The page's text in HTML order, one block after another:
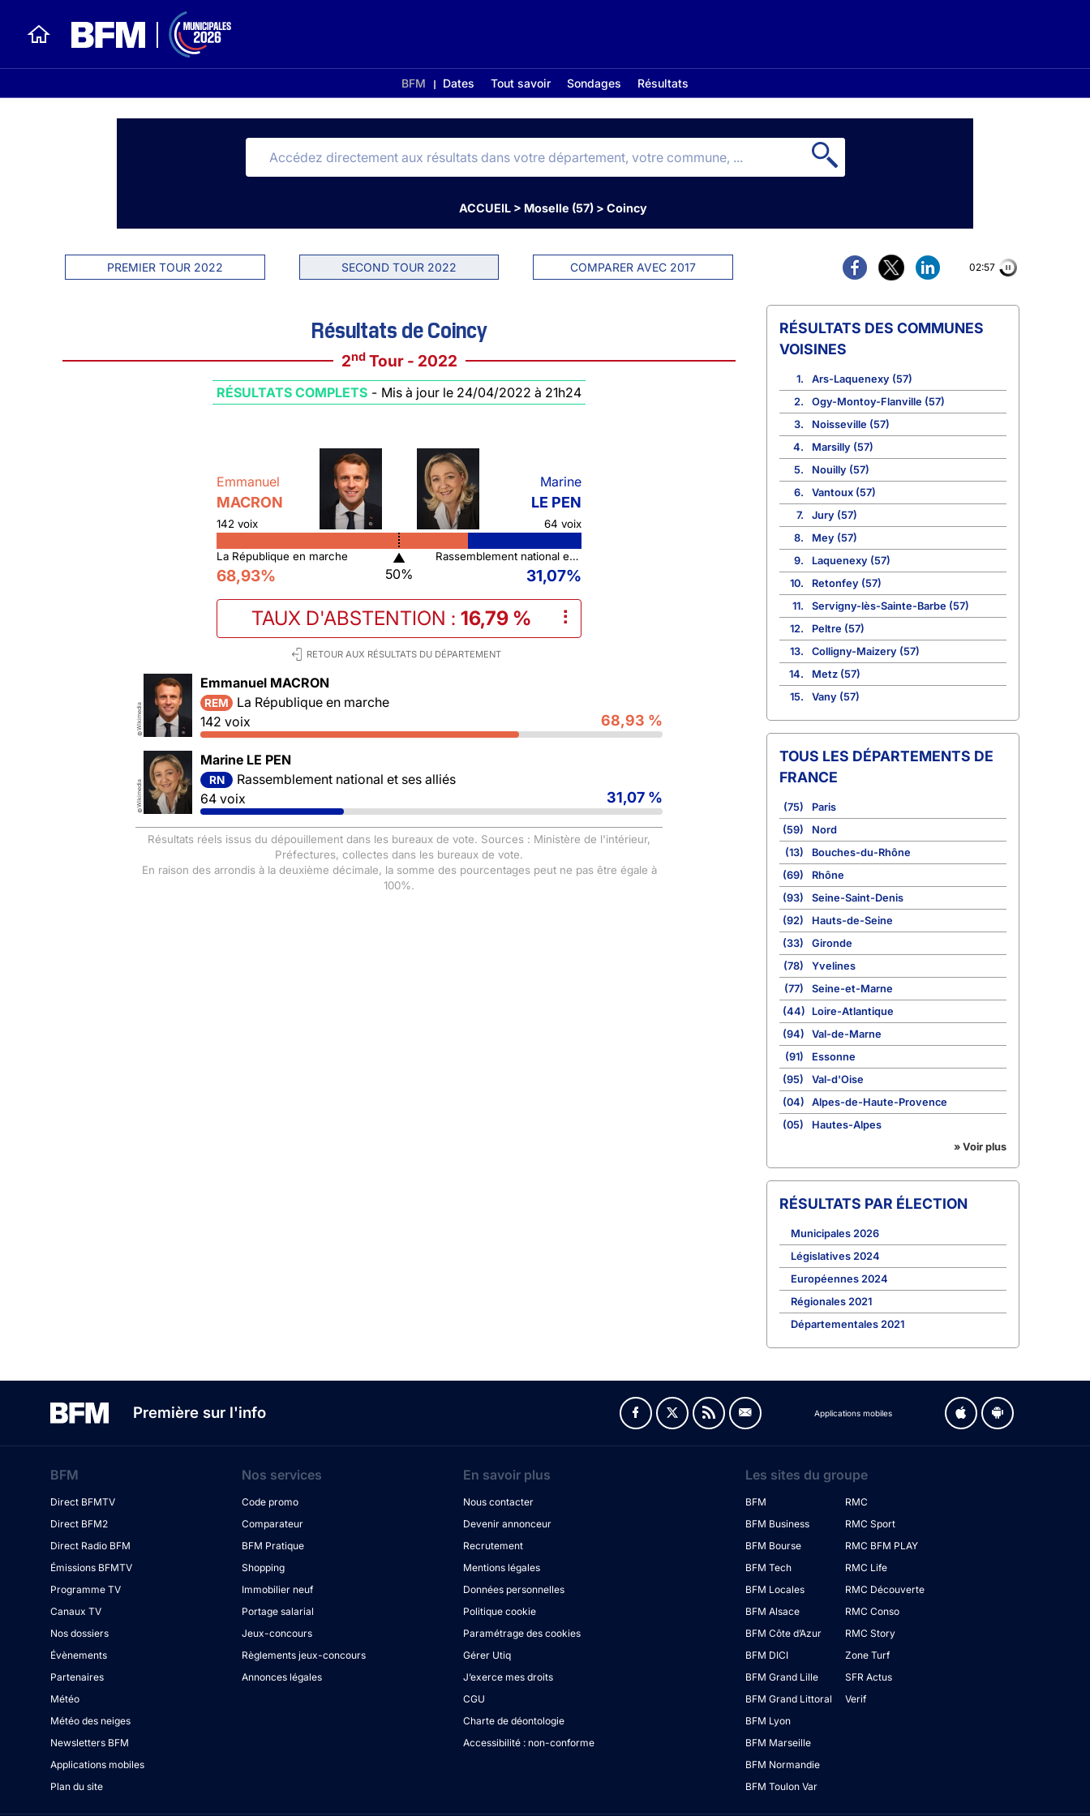
BFM Dates Tout savoir Sondages Résultats
ACCUEIL > Moselle (57) > Coincy
PREMIER TOUR 2022 SECOND TOUR 2022 COMPARER AVEC 2017 02:57
Résultats de Coincy
2ndTour - 2022
RÉSULTATS COMPLETS - Mis à jour le 24/04/2022 à 21h24
Emmanuel
MACRON
142 voix
Marine
LE PEN
64 voix
La République en marche
68,93%
▲
50%
Rassemblement national et ses alliés
31,07%
TAUX D'ABSTENTION : 16,79 % ⠇
RETOUR AUX RÉSULTATS DU DÉPARTEMENT
©
Wikimedia
Emmanuel MACRON
REM
La République en marche
142 voix
68,93 %
©
Wikimedia
Marine LE PEN
RN
Rassemblement national et ses alliés
64 voix
31,07 %
Résultats réels issus du dépouillement dans les bureaux de vote. Sources : Ministère de l'intérieur,
Préfectures, collectes dans les bureaux de vote.
En raison des arrondis à la deuxième décimale, la somme des pourcentages peut ne pas être égale à
100%.
COMMUNES
VOISINES
1.
Ars-Laquenexy (57)
2.
Ogy-Montoy-Flanville (57)
3.
Noisseville (57)
4.
Marsilly (57)
5.
Nouilly (57)
6.
Vantoux (57)
7.
Jury (57)
8.
Mey (57)
9.
Laquenexy (57)
10.
Retonfey (57)
11.
Servigny-lès-Sainte-Barbe (57)
12.
Peltre (57)
13.
Colligny-Maizery (57)
14.
Metz (57)
15.
Vany (57)
TOUS LES DÉPARTEMENTS DE
FRANCE
(75)
Paris
(59)
Nord
(13)
Bouches-du-Rhône
(69)
Rhône
(93)
Seine-Saint-Denis
(92)
Hauts-de-Seine
(33)
Gironde
(78)
Yvelines
(77)
Seine-et-Marne
(44)
Loire-Atlantique
(94)
Val-de-Marne
(91)
Essonne
(95)
Val-d'Oise
(04)
Alpes-de-Haute-Provence
(05)
Hautes-Alpes
» Voir plus
RÉSULTATS PAR ÉLECTION
Municipales 2026
Législatives 2024
Européennes 2024
Régionales 2021
Départementales 2021
Première sur l'info Applications mobiles
BFM
Direct BFMTV
Direct BFM2
Direct Radio BFM
Émissions BFMTV
Programme TV
Canaux TV
Nos dossiers
Évènements
Partenaires
Météo
Météo des neiges
Newsletters BFM
Applications mobiles
Plan du site
Nos services
Code promo
Comparateur
BFM Pratique
Shopping
Immobilier neuf
Portage salarial
Jeux-concours
Règlements jeux-concours
Annonces légales
En savoir plus
Nous contacter
Devenir annonceur
Recrutement
Mentions légales
Données personnelles
Politique cookie
Paramétrage des cookies
Gérer Utiq
J’exerce mes droits
CGU
Charte de déontologie
Accessibilité : non-conforme
Les sites du groupe
BFM
BFM Business
BFM Bourse
BFM Tech
BFM Locales
BFM Alsace
BFM Côte d’Azur
BFM DICI
BFM Grand Lille
BFM Grand Littoral
BFM Lyon
BFM Marseille
BFM Normandie
BFM Toulon Var
RMC
RMC Sport
RMC BFM PLAY
RMC Life
RMC Découverte
RMC Conso
RMC Story
Zone Turf
SFR Actus
Verif